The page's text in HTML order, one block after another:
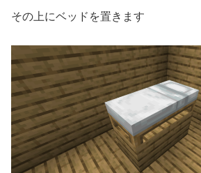
その上にベッドを置きます